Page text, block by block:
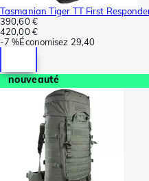
Tasmanian Tiger TT First
390,60 €
420,00 €
-7 %Économisez 29,40
nouveauté